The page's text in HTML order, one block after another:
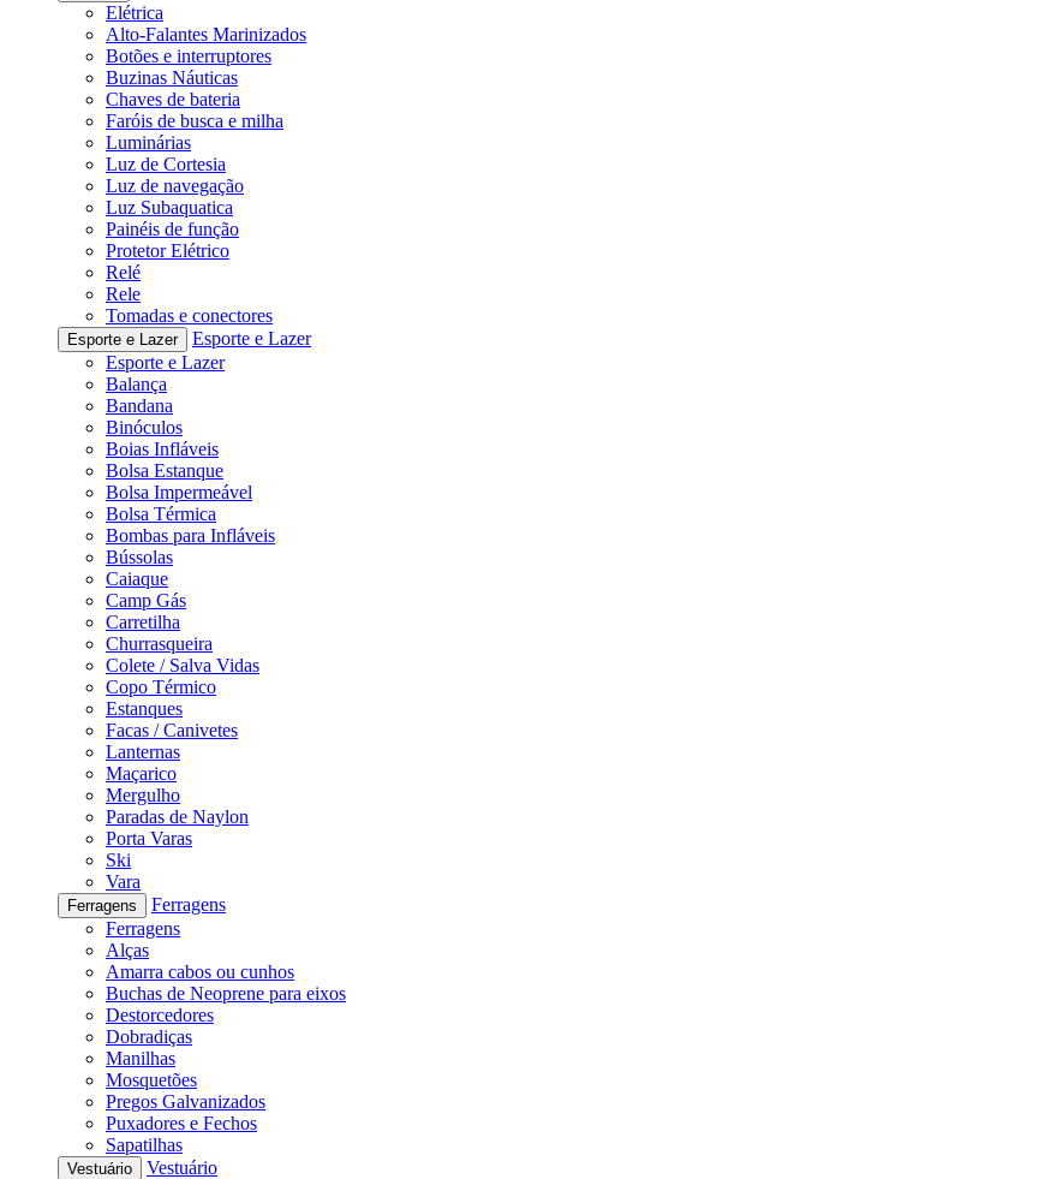
Elétrica
Alto-Falantes Marinizados
Botões e interruptores
Buzinas Náuticas
Chaves de bateria
Faróis de busca e milha
Luminárias
Luz de Cortesia
Luz de navegação
Luz Subaquatica
Painéis de função
Protetor Elétrico
Relé
Rele
Tomadas e conectores
Esporte e Lazer
Esporte e Lazer
Esporte e Lazer
Balança
Bandana
Binóculos
Boias Infláveis
Bolsa Estanque
Bolsa Impermeável
Bolsa Térmica
Bombas para Infláveis
Bússolas
Caiaque
Camp Gás
Carretilha
Churrasqueira
Colete / Salva Vidas
Copo Térmico
Estanques
Facas / Canivetes
Lanternas
Maçarico
Mergulho
Paradas de Naylon
Porta Varas
Ski
Vara
Ferragens
Ferragens
Ferragens
Alças
Amarra cabos ou cunhos
Buchas de Neoprene para eixos
Destorcedores
Dobradiças
Manilhas
Mosquetões
Pregos Galvanizados
Puxadores e Fechos
Sapatilhas
Vestuário
Vestuário